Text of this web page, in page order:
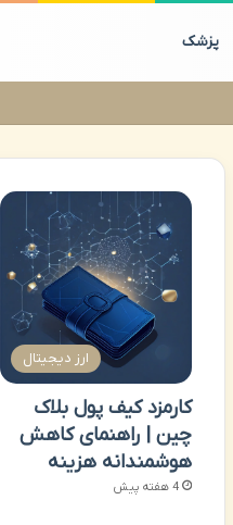
پزشک
ارز دیجیتال
کارمزد کیف پول بلاک
چین | راهنمای کاهش
هوشمندانه هزینه
4 هفته پیش